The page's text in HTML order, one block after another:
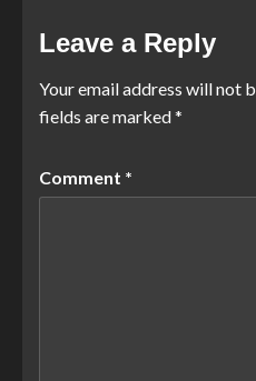
Leave a Reply
Your email address will not
fields are marked*
Comment *